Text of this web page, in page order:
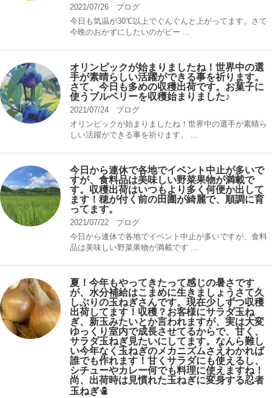
2021/07/26
ブログ
今日も気温が30℃以上でぐんぐんと上がってます。さて
今晩のおかずにしたいのがピー ...
オリンピックが始まりましたね！世界中の選
手が素晴らしい活躍ができる事を祈ります。
さて、今日も多めの収穫出荷です。お菓子に
使うブルベリーを収穫始まりました♪
2021/07/24
ブログ
オリンピックが始まりましたね！世界中の選手が素晴ら
しい活躍ができる事を祈ります。 ...
今日から連休で各地でイベント中止が多いで
すが、食料品は美味しい野菜果物が満載で
す。収穫出荷はいつもより多く何便か出して
ます！穂が付く前の田圃が綺麗で、順調に育
ってます。
2021/07/22
ブログ
今日から連休で各地でイベント中止が多いですが、食料
品は美味しい野菜果物が満載です ...
夏！今年もやってきたって感じの暑さです
が、水分補給はこまめに生きましょうさて久
しぶりの玉ねぎさんです。現在少しずつ収穫
出荷してます！収穫？お客様にサラダ玉ね
ぎ、新玉みたいとか言われますが、実は大変
ゆっくり室内で成長させてるからで、甘く、
サラダ玉ねぎ見たいにしてます。なんら難し
い今年なく玉ねぎのメカニズムさえわかれば
誰でも作れます！甘くサラダにも使えるし、
シチューやカレー何でも料理に使えますね！
尚、出荷時は見慣れた玉ねぎに変身する忍者
玉ねぎ